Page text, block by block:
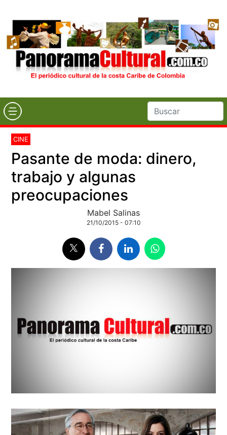
CINE
Pasante de moda: dinero,
trabajo y algunas
preocupaciones
Mabel Salinas
21/10/2015 - 07:10